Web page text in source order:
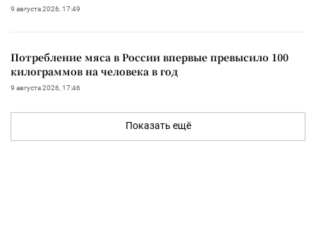
9 августа 2026, 17:49
Потребление мяса в России впервые превысило 100
килограммов на человека в год
9 августа 2026, 17:46
Показать ещё